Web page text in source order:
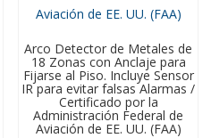
Arco Detector de Metales de
18 Zonas con Anclaje para
Fijarse al Piso. Incluye Sensor
IR para evitar falsas Alarmas /
Certificado por la
Administración Federal de
Aviación de EE. UU. (FAA)